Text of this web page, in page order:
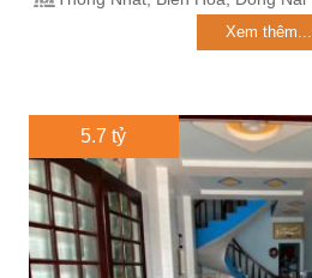
Xem thêm...
5.7 tỷ